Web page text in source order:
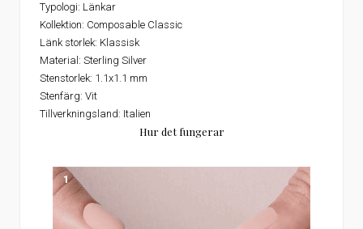
Typologi: Länkar
Kollektion: Composable Classic
Länk storlek: Klassisk
Material: Sterling Silver
Stenstorlek: 1.1x1.1 mm
Stenfärg: Vit
Tillverkningsland: Italien
Hur det fungerar
1